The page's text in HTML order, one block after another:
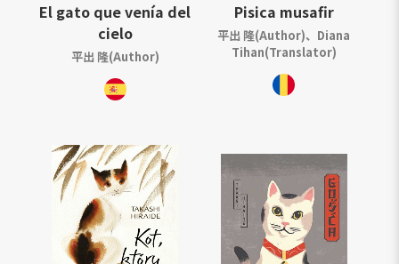
El gato que venía del
cielo
平出 隆(Author)
Pisica musafir
平出 隆(Author)、Diana
Tihan(Translator)